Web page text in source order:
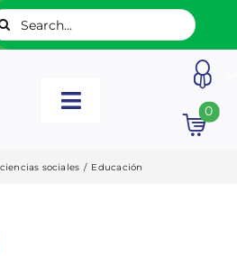
Toggle
0
sociales / Educación